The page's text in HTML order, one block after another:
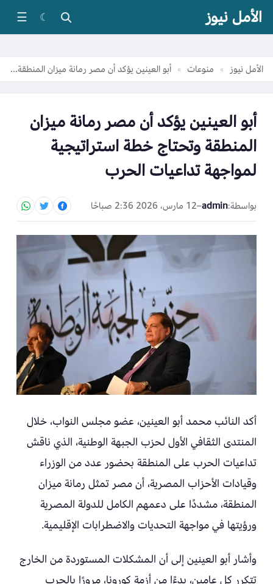
الأمل نيوز ☾
☰
الأمل نيوز » منوعات » أبو العينين يؤكد أن مصر رمانة ميزان المنطقة وتحتاج خطة استراتيجية لمواجهة تداعيات الحرب
أبو العينين يؤكد أن مصر رمانة ميزان
المنطقة وتحتاج خطة استراتيجية
لمواجهة تداعيات الحرب
بواسطة:admin
–12 مارس، 2026 2:36 صباحًا
أكد النائب محمد أبو العينين، عضو مجلس النواب، خلال
المنتدى الثقافي الأول لحزب الجبهة الوطنية، الذي ناقش
تداعيات الحرب على المنطقة بحضور عدد من الوزراء
وقيادات الأحزاب المصرية، أن مصر تمثل رمانة ميزان
المنطقة، مشددًا على دعمهم الكامل للدولة المصرية
ورؤيتها في مواجهة التحديات والاضطرابات الإقليمية.
وأشار أبو العينين إلى أن المشكلات المستوردة من الخارج
تتكرر كل عامين، بدءًا من أزمة كورونا، مرورًا بالحرب